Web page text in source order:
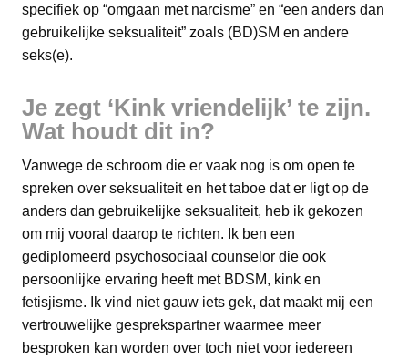
specifiek op “omgaan met narcisme” en “een anders dan
gebruikelijke seksualiteit” zoals (BD)SM en andere
seks(e).
Je zegt ‘Kink vriendelijk’ te zijn.
Wat houdt dit in?
Vanwege de schroom die er vaak nog is om open te
spreken over seksualiteit en het taboe dat er ligt op de
anders dan gebruikelijke seksualiteit, heb ik gekozen
om mij vooral daarop te richten. Ik ben een
gediplomeerd psychosociaal counselor die ook
persoonlijke ervaring heeft met BDSM, kink en
fetisjisme. Ik vind niet gauw iets gek, dat maakt mij een
vertrouwelijke gesprekspartner waarmee meer
besproken kan worden over toch niet voor iedereen